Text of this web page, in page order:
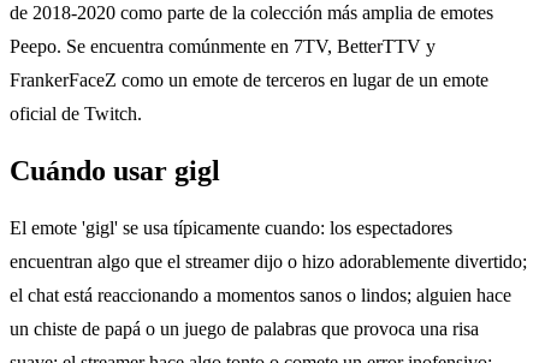
de 2018-2020 como parte de la colección más amplia de emotes
Peepo. Se encuentra comúnmente en 7TV, BetterTTV y
FrankerFaceZ como un emote de terceros en lugar de un emote
oficial de Twitch.
Cuándo usar gigl
El emote 'gigl' se usa típicamente cuando: los espectadores
encuentran algo que el streamer dijo o hizo adorablemente divertido;
el chat está reaccionando a momentos sanos o lindos; alguien hace
un chiste de papá o un juego de palabras que provoca una risa